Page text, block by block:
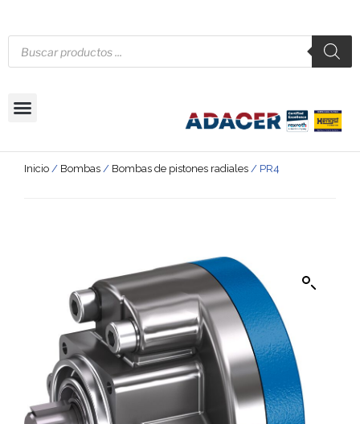
Inicio / Bombas / Bombas de pistones radiales / PR4